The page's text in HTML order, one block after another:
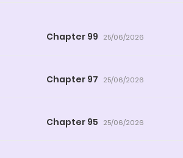
Chapter 99 25/06/2026
Chapter 97 25/06/2026
Chapter 95 25/06/2026